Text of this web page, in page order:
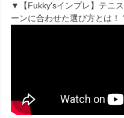
▼【Fukky'sインプレ】テニ
ーンに合わせた選び方とは！